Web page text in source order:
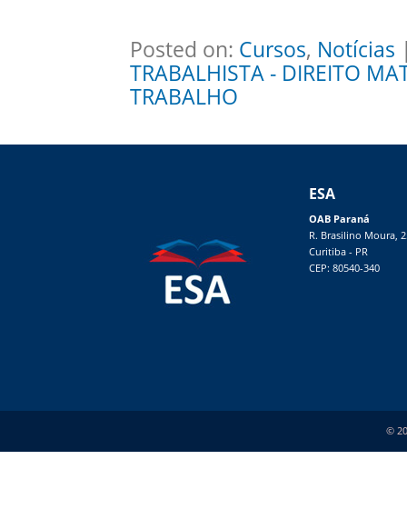
Posted on: Cursos, Notícias
TRABALHISTA - DIREITO
TRABALHO
ESA
OAB Paraná
R. Brasilino Moura,
Curitiba - PR
CEP: 80540-340
©